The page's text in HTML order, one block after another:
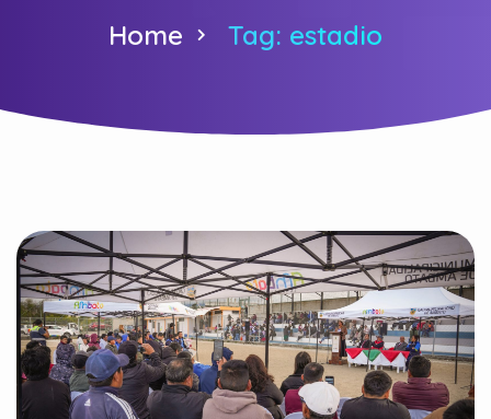
Home Tag: estadio